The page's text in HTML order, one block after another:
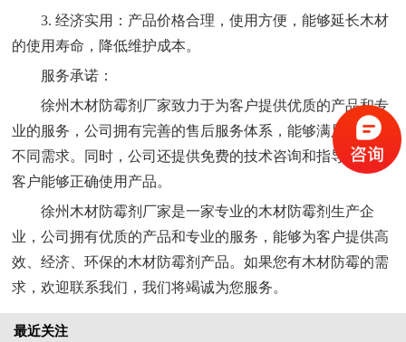
3. 经济实用：产品价格合理，使用方便，能够延长木材
的使用寿命，降低维护成本。
服务承诺：
徐州木材防霉剂厂家致力于为客户提供优质的产品和专
业的服务，公司拥有完善的售后服务体系，能够满足客户的
不同需求。同时，公司还提供免费的技术咨询和指导，确保
客户能够正确使用产品。
徐州木材防霉剂厂家是一家专业的木材防霉剂生产企
业，公司拥有优质的产品和专业的服务，能够为客户提供高
效、经济、环保的木材防霉剂产品。如果您有木材防霉的需
求，欢迎联系我们，我们将竭诚为您服务。
最近关注